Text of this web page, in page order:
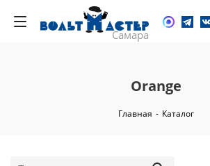
Orange
Главная - Каталог